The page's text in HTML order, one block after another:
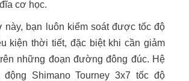
cơ học.
này, bạn luôn kiểm soát được tốc độ
kiện thời tiết, đặc biệt khi cần giảm
những đoạn đường đông đúc. Hệ
động Shimano Tourney 3x7 tốc độ